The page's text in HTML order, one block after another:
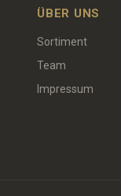
ÜBER UNS
Sortiment
Team
Impressum